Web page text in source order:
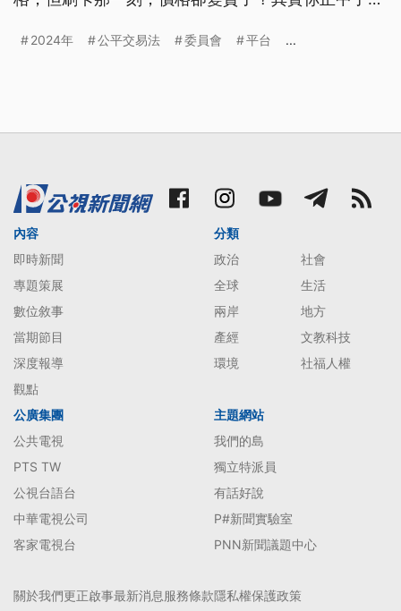
法規規範暗黑模式，相較之下台灣暗黑模式卻還處於
2024年 公平交易法 委員會 平台 ...
內容
即時新聞
專題策展
數位敘事
當期節目
深度報導
觀點
分類
政治
社會
全球
生活
兩岸
地方
產經
文教科技
環境
社福人權
公廣集團
公共電視
PTS TW
公視台語台
中華電視公司
客家電視台
主題網站
我們的島
獨立特派員
有話好說
P#新聞實驗室
PNN新聞議題中心
關於我們更正啟事最新消息服務條款隱私權保護政策